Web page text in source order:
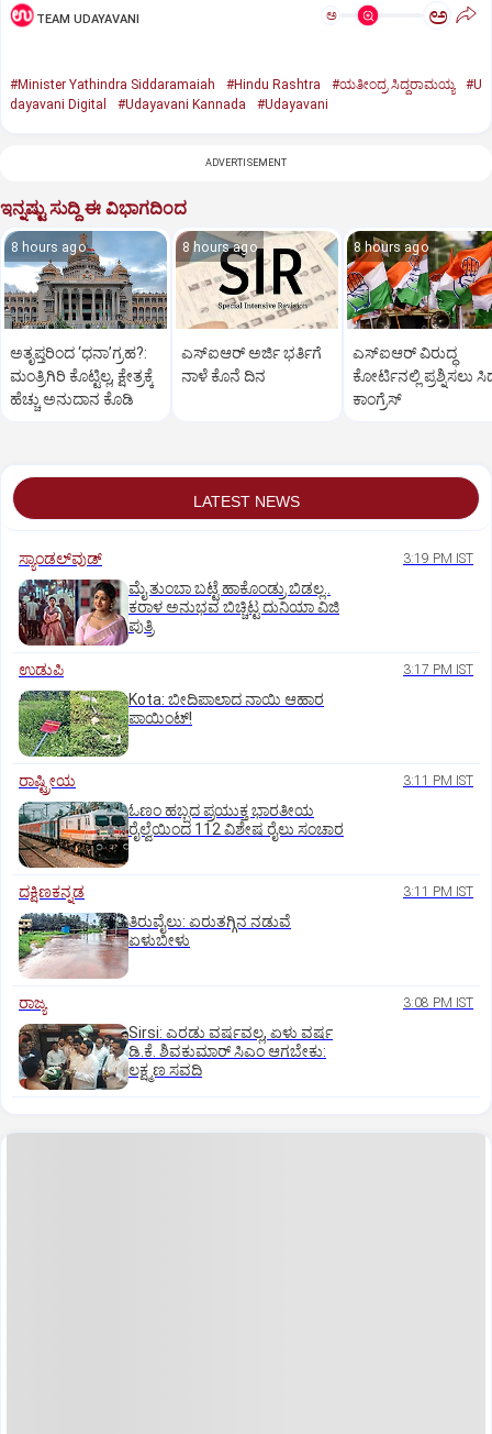
TEAM UDAYAVANI ಅ ಅ
#Minister Yathindra Siddaramaiah #Hindu Rashtra #ಯತೀಂದ್ರ ಸಿದ್ದರಾಮಯ್ಯ
#U
dayavani Digital
#Udayavani Kannada #Udayavani
ADVERTISEMENT
ಇನ್ನಷ್ಟು ಸುದ್ದಿ ಈ ವಿಭಾಗದಿಂದ
8 hours ago
ಅತೃಪ್ತರಿಂದ ‘ಧನಾ’ಗ್ರಹ?:
ಮಂತ್ರಿಗಿರಿ ಕೊಟ್ಟಿಲ್ಲ, ಕ್ಷೇತ್ರಕ್ಕೆ
ಹೆಚ್ಚು ಅನುದಾನ ಕೊಡಿ
8 hours ago
ಎಸ್ಐಆರ್‌ ಅರ್ಜಿ ಭರ್ತಿಗೆ
ನಾಳೆ ಕೊನೆ ದಿನ
8 hours ago
ಎಸ್‌ಐಆರ್‌ ವಿರುದ್ಧ
ಕೋರ್ಟಿನಲ್ಲಿ ಪ್ರಶ್ನಿಸಲು
ಕಾಂಗ್ರೆಸ್‌
LATEST NEWS
ಸ್ಯಾಂಡಲ್‌ವುಡ್‌ 3:19 PM IST
ಮೈ ತುಂಬಾ ಬಟ್ಟೆ ಹಾಕೊಂಡ್ರು ಬಿಡಲ್ಲ..
ಕರಾಳ ಅನುಭವ ಬಿಚ್ಚಿಟ್ಟ ದುನಿಯಾ ವಿಜಿ
ಪುತ್ರಿ
ಉಡುಪಿ 3:17 PM IST
Kota: ಬೀದಿಪಾಲಾದ ನಾಯಿ ಆಹಾರ
ಪಾಯಿಂಟ್‌!
ರಾಷ್ಟ್ರೀಯ 3:11 PM IST
ಓಣಂ ಹಬ್ಬದ ಪ್ರಯುಕ್ತ ಭಾರತೀಯ
ರೈಲ್ವೆಯಿಂದ 112 ವಿಶೇಷ ರೈಲು ಸಂಚಾರ
ದಕ್ಷಿಣಕನ್ನಡ 3:11 PM IST
ತಿರುವೈಲು: ಏರುತಗ್ಗಿನ ನಡುವೆ
ಏಳುಬೀಳು
ರಾಜ್ಯ 3:08 PM IST
Sirsi: ಎರಡು ವರ್ಷವಲ್ಲ, ಏಳು ವರ್ಷ
ಡಿ.ಕೆ. ಶಿವಕುಮಾರ್ ಸಿಎಂ ಆಗಬೇಕು:
ಲಕ್ಷ್ಮಣ ಸವದಿ